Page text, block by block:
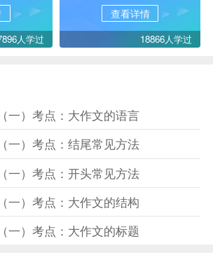
人学过
查看详情
18866人学过
一）考点：大作文的语言
一）考点：结尾常见方法
一）考点：开头常见方法
一）考点：大作文的结构
一）考点：大作文的标题